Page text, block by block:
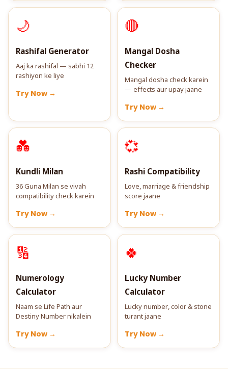
🌙
Rashifal Generator
Aaj ka rashifal — sabhi 12
rashiyon ke liye
Try Now →
🔴
Mangal Dosha
Checker
Mangal dosha check karein
— effects aur upay jaane
Try Now →
💑
Kundli Milan
36 Guna Milan se vivah
compatibility check karein
Try Now →
💞
Rashi Compatibility
Love, marriage & friendship
score jaane
Try Now →
🔢
Numerology
Calculator
Naam se Life Path aur
Destiny Number nikalein
Try Now →
🍀
Lucky Number
Calculator
Lucky number, color & stone
turant jaane
Try Now →